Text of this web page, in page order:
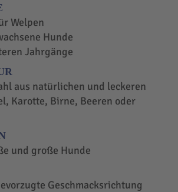
Welpen
Hunde
Jahrgänge
aus natürlichen und leckeren
Karotte, Birne, Beeren oder
und große Hunde
Geschmacksrichtung